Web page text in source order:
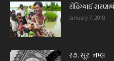
રોહિંગ્યાઈ
January 7, 2018
ર૭. સૂરઃ નમ્લ